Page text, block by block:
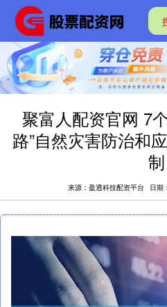
聚富人配资官网 7
路”自然灾害防治和
制
来源：盈透科技配资平台 日期